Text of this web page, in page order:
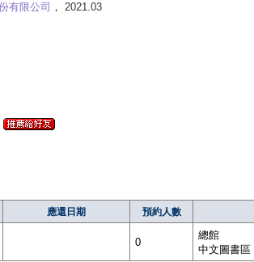
有限公司 ， 2021.03
應還日期 預約人數
0
總館
中文圖書區